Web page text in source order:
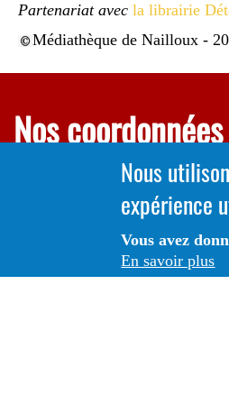
Partenariat avec la librairie
Médiathèque de Nailloux -
Nos coordonnées
Médiathèque Municipale
Nous
expérience
Vous avez
En savoir plus